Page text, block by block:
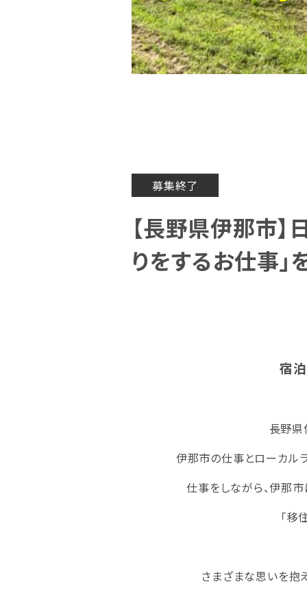
募集終了
【長野県伊那市
りをするお仕事」
宿
長野県
伊那市の仕事とローカル
仕事をしながら、伊那
「移
さまざまな思いを抱